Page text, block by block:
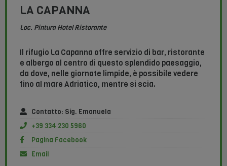
LA CAPANNA
Loc. Pintura Hotel Ristorante
Il rifugio La Capanna offre servizio di bar, ristorante
e albergo al centro di questo splendido paesaggio,
da dove, nelle giornate limpide, è possibile vedere
fino al mare Adriatico, mentre si scia.
Contatto: Sig. Emanuela
+39 334 230 5960
Pagina Facebook
Email